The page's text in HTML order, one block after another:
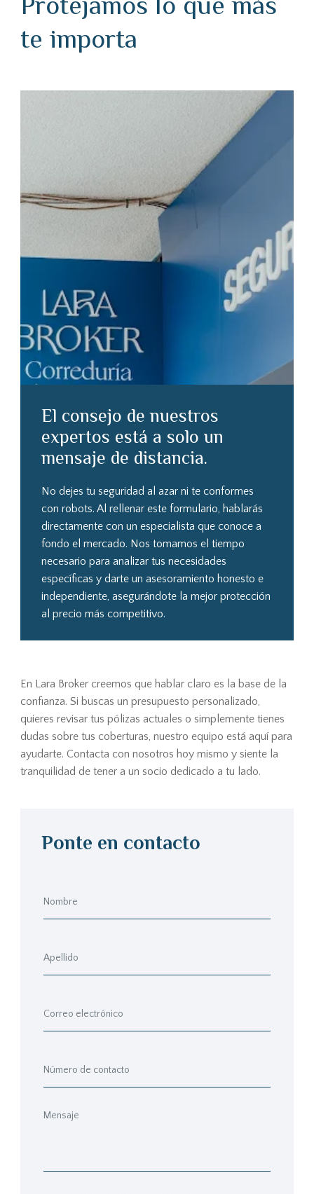
te importa
El consejo de nuestros
expertos está a solo un
mensaje de distancia.
No dejes tu seguridad al azar ni te conformes
con robots. Al rellenar este formulario, hablarás
directamente con un especialista que conoce a
fondo el mercado. Nos tomamos el tiempo
necesario para analizar tus necesidades
específicas y darte un asesoramiento honesto e
independiente, asegurándote la mejor protección
al precio más competitivo.
En Lara Broker creemos que hablar claro es la base de la
confianza. Si buscas un presupuesto personalizado,
quieres revisar tus pólizas actuales o simplemente tienes
dudas sobre tus coberturas, nuestro equipo está aquí para
ayudarte. Contacta con nosotros hoy mismo y siente la
tranquilidad de tener a un socio dedicado a tu lado.
Ponte en contacto